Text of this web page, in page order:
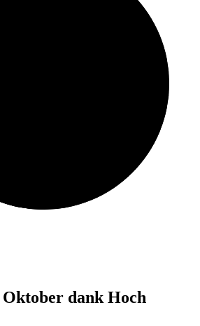
dank Hoch